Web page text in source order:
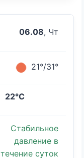
06.08, Чт
21°/31°
22°C
Стабильное
давление в
течение суток